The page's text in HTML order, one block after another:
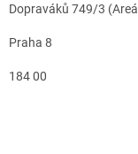
Dopraváků 749/3
Praha 8
184 00